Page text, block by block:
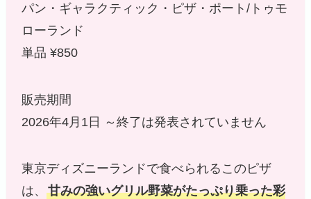
パン・ギャラクティック・ピザ・ポート/トゥモ
ローランド
単品 ¥850
販売期間
2026年4月1日 ～終了は発表されていません
東京ディズニーランドで食べられるこのピザ
は、甘みの強いグリル野菜がたっぷり乗った彩